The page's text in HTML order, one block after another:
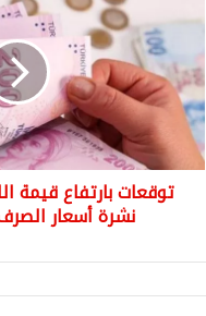
قيمة
الليرة
التركية
وإليكم
نشرة
أسعار
الصرف
توقعات بارتفاع قيمة
نشرة أسعار